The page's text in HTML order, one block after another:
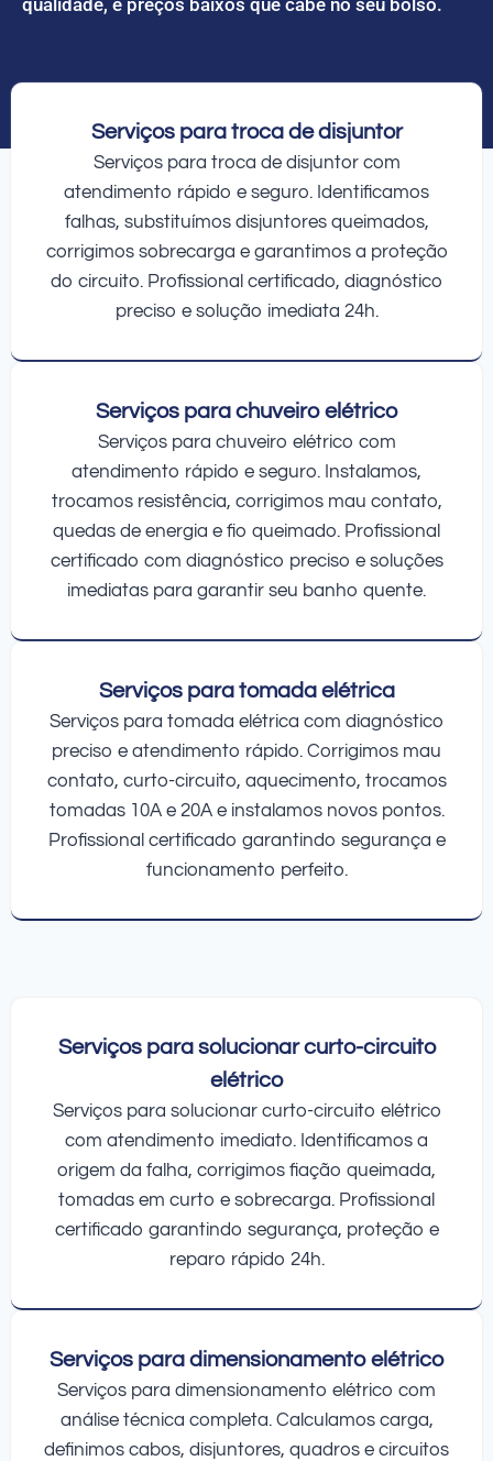
Serviços para troca de disjuntor
Serviços para troca de disjuntor com
atendimento rápido e seguro. Identificamos
falhas, substituímos disjuntores queimados,
corrigimos sobrecarga e garantimos a proteção
do circuito. Profissional certificado, diagnóstico
preciso e solução imediata 24h.
Serviços para chuveiro elétrico
Serviços para chuveiro elétrico com
atendimento rápido e seguro. Instalamos,
trocamos resistência, corrigimos mau contato,
quedas de energia e fio queimado. Profissional
certificado com diagnóstico preciso e soluções
imediatas para garantir seu banho quente.
Serviços para tomada elétrica
Serviços para tomada elétrica com diagnóstico
preciso e atendimento rápido. Corrigimos mau
contato, curto-circuito, aquecimento, trocamos
tomadas 10A e 20A e instalamos novos pontos.
Profissional certificado garantindo segurança e
funcionamento perfeito.
Serviços para solucionar curto-circuito
elétrico
Serviços para solucionar curto-circuito elétrico
com atendimento imediato. Identificamos a
origem da falha, corrigimos fiação queimada,
tomadas em curto e sobrecarga. Profissional
certificado garantindo segurança, proteção e
reparo rápido 24h.
Serviços para dimensionamento elétrico
Serviços para dimensionamento elétrico com
análise técnica completa. Calculamos carga,
definimos cabos, disjuntores, quadros e circuitos